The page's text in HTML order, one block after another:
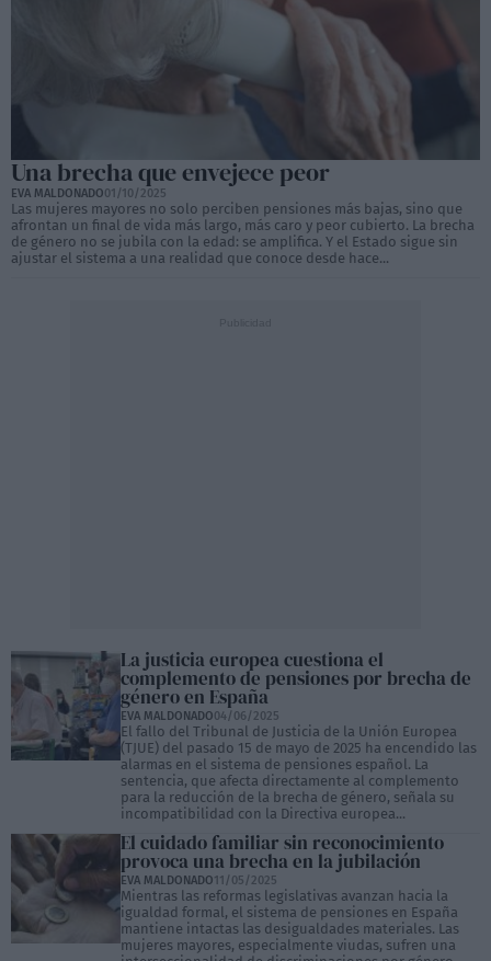
Una brecha que envejece peor
EVA MALDONADO01/10/2025
Las mujeres mayores no solo perciben pensiones más bajas, sino que
afrontan un final de vida más largo, más caro y peor cubierto. La brecha
de género no se jubila con la edad: se amplifica. Y el Estado sigue sin
ajustar el sistema a una realidad que conoce desde hace...
La justicia europea cuestiona el
complemento de pensiones por brecha de
género en España
EVA MALDONADO04/06/2025
El fallo del Tribunal de Justicia de la Unión Europea
(TJUE) del pasado 15 de mayo de 2025 ha encendido las
alarmas en el sistema de pensiones español. La
sentencia, que afecta directamente al complemento
para la reducción de la brecha de género, señala su
incompatibilidad con la Directiva europea...
El cuidado familiar sin reconocimiento
provoca una brecha en la jubilación
EVA MALDONADO11/05/2025
Mientras las reformas legislativas avanzan hacia la
igualdad formal, el sistema de pensiones en España
mantiene intactas las desigualdades materiales. Las
mujeres mayores, especialmente viudas, sufren una